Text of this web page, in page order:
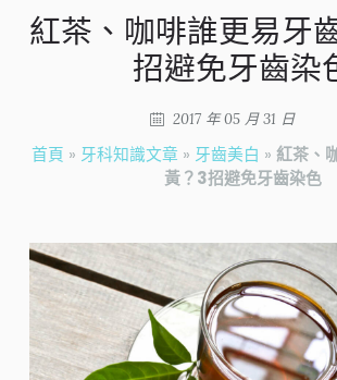
紅茶、咖啡誰更易牙
招避免牙齒染
2017 年 05 月 31 日
首頁 » 牙科知識文章 » 牙齒美白 » 紅茶、
黃？3招避免牙齒染色